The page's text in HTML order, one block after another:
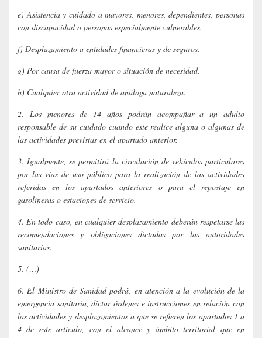
e) Asistencia y cuidado a mayores, menores, dependientes, personas
con discapacidad o personas especialmente vulnerables.
f) Desplazamiento a entidades financieras y de seguros.
g) Por causa de fuerza mayor o situación de necesidad.
h) Cualquier otra actividad de análoga naturaleza.
2. Los menores de 14 años podrán acompañar a un adulto
responsable de su cuidado cuando este realice alguna o algunas de
las actividades previstas en el apartado anterior.
3. Igualmente, se permitirá la circulación de vehículos particulares
por las vías de uso público para la realización de las actividades
referidas en los apartados anteriores o para el repostaje en
gasolineras o estaciones de servicio.
4. En todo caso, en cualquier desplazamiento deberán respetarse las
recomendaciones y obligaciones dictadas por las autoridades
sanitarias.
5. (…)
6. El Ministro de Sanidad podrá, en atención a la evolución de la
emergencia sanitaria, dictar órdenes e instrucciones en relación con
las actividades y desplazamientos a que se refieren los apartados 1 a
4 de este artículo, con el alcance y ámbito territorial que en